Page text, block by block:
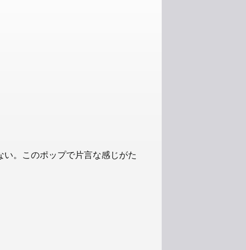
。このポップで片言な感じがた